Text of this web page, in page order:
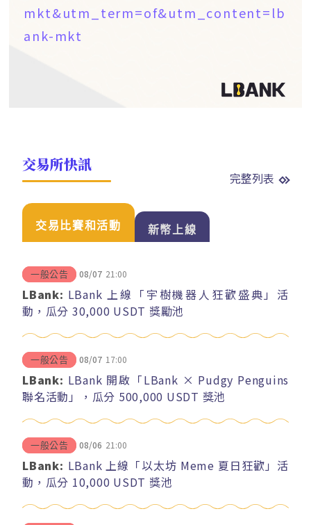
mkt&utm_term=of&utm_content=lb
ank-mkt
交易所快訊
完整列表
交易比賽和活動 新幣上線
一般公告 08/07 21:00
LBank: LBank 上線「宇樹機器人狂歡盛典」活
動，瓜分 30,000 USDT 獎勵池
一般公告 08/07 17:00
LBank: LBank 開啟「LBank × Pudgy Penguins
聯名活動」，瓜分 500,000 USDT 獎池
一般公告 08/06 21:00
LBank: LBank 上線「以太坊 Meme 夏日狂歡」活
動，瓜分 10,000 USDT 獎池